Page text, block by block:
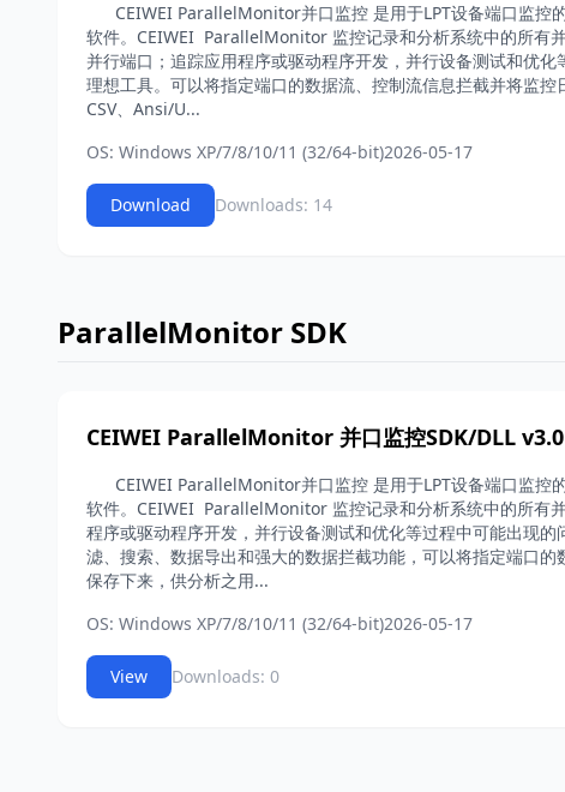
CEIWEI ParallelMonitor并口监控 是用于LPT设备端口监控
软件。CEIWEI ParallelMonitor 监控记录和分析系统中的所有
并行端口；追踪应用程序或驱动程序开发，并行设备测试和优化
理想工具。可以将指定端口的数据流、控制流信息拦截并将监控
CSV、Ansi/U...
OS: Windows XP/7/8/10/11 (32/64-bit)2026-05-17
Download Downloads: 14
ParallelMonitor SDK
CEIWEI ParallelMonitor 并口监控SDK/DLL v3.0
CEIWEI ParallelMonitor并口监控 是用于LPT设备端口监控
软件。CEIWEI ParallelMonitor 监控记录和分析系统中的所有
程序或驱动程序开发，并行设备测试和优化等过程中可能出现的
滤、搜索、数据导出和强大的数据拦截功能，可以将指定端口的
保存下来，供分析之用...
OS: Windows XP/7/8/10/11 (32/64-bit)2026-05-17
View Downloads: 0